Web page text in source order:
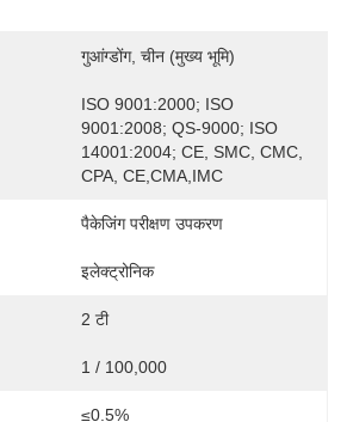
गुआंग्डोंग, चीन (मुख्य भूमि)
ISO 9001:2000; ISO
9001:2008; QS-9000; ISO
14001:2004; CE, SMC, CMC,
CPA, CE,CMA,IMC
पैकेजिंग परीक्षण उपकरण
इलेक्ट्रोनिक
2 टी
1 / 100,000
≤0.5%